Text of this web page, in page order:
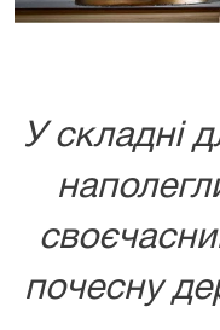
У складні
почесну